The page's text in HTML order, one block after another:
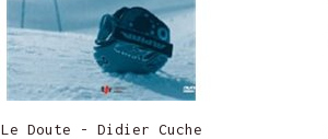
Le Doute - Didier Cuche